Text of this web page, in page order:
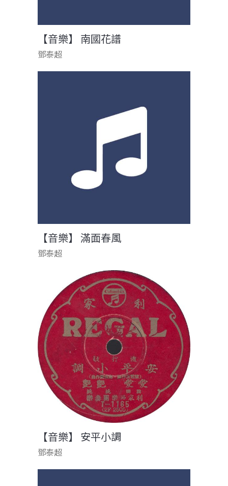
【音樂】 南國花譜
鄧泰超
【音樂】 滿面春風
鄧泰超
【音樂】 安平小調
鄧泰超